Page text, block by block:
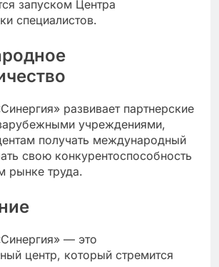
запуском Центра
специалистов.
развивает партнерские
учреждениями,
получать международный
свою конкурентоспособность
рынке труда.
— это
центр, который стремится